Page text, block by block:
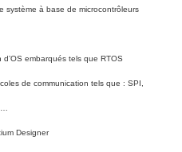
système à base de microcontrôleurs
embarqués tels que RTOS
de communication tels que : SPI,
Designer